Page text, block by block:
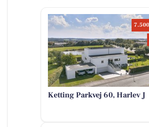
Ketting Parkvej 60, Harlev J